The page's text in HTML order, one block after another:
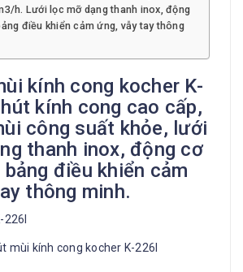
h. Lưới lọc mỡ dạng thanh inox, động
điều khiển cảm ứng, vẫy tay thông
kính cong kocher K-
kính cong cao cấp,
công suất khỏe, lưới
thanh inox, động cơ
điều khiển cảm
thông minh.
mùi kính cong kocher K-226I